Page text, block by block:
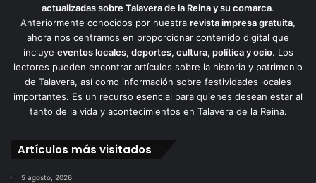
actualizadas sobre Talavera de la Reina y su comarca.
Anteriormente conocidos por nuestra revista impresa gratuita,
ahora nos centramos en proporcionar contenido digital que
incluye eventos locales, deportes, cultura, política y ocio. Los
lectores pueden encontrar artículos sobre la historia y patrimonio
de Talavera, así como información sobre festividades locales
importantes. Es un recurso esencial para quienes desean estar al
tanto de la vida y acontecimientos en Talavera de la Reina.
Artículos más visitados
5 agosto, 2026